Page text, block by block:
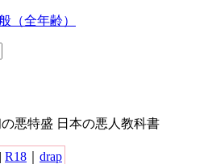
悪特盛 日本の悪人教科書
| R18 drap